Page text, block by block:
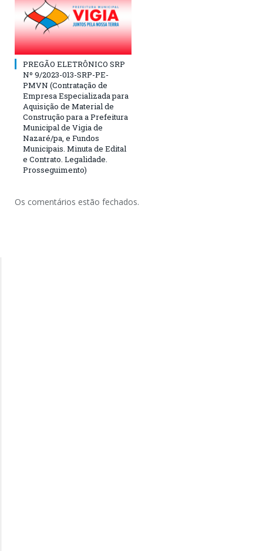
PREGÃO ELETRÔNICO SRP
Nº 9/2023-013-SRP-PE-
PMVN (Contratação de
Empresa Especializada para
Aquisição de Material de
Construção para a Prefeitura
Municipal de Vigia de
Nazaré/pa, e Fundos
Municipais. Minuta de Edital
e Contrato. Legalidade.
Prosseguimento)
Os comentários estão fechados.